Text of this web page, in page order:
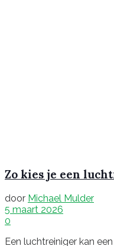
Zo kies je een
door Michael Mulder
5 maart 2026
0
Een luchtreiniger kan